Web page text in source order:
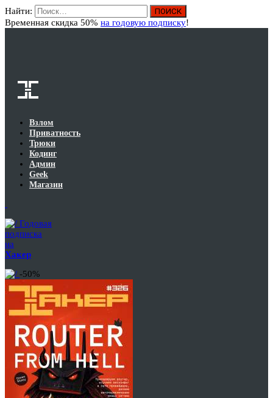
Найти:
Временная скидка 50% на годовую подписку!
Взлом
Приватность
Трюки
Кодинг
Админ
Geek
Магазин
Годовая
подписка
на
Хакер
-50%